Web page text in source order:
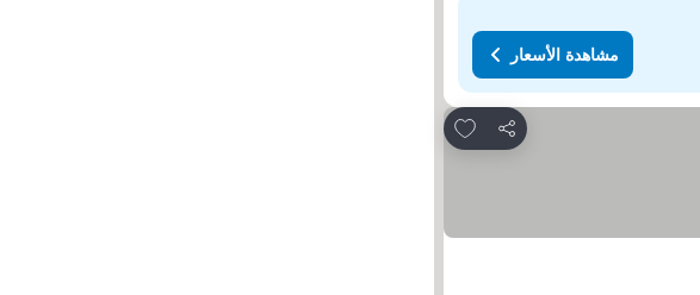
مشاهدة الأسعار
مشاركة
Add to favorites